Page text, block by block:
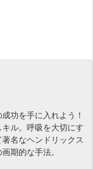
功を手に入れよう！
ル。呼吸を大切にす
名なヘンドリックス
期的な手法。